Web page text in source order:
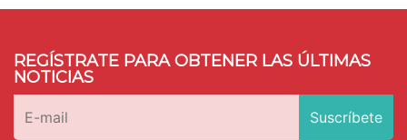
REGÍSTRATE PARA OBTENER LAS ÚLTIMAS
NOTICIAS